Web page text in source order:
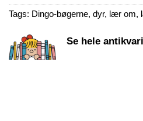
Tags: Dingo-bøgerne, dyr, lær om,
Se hele